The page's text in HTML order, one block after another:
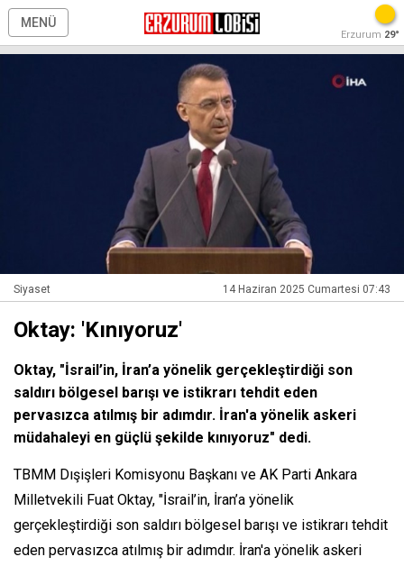
MENÜ
Erzurum 29°
Siyaset 14 Haziran 2025 Cumartesi 07:43
Oktay: 'Kınıyoruz'
Oktay, "İsrail’in, İran’a yönelik gerçekleştirdiği son
saldırı bölgesel barışı ve istikrarı tehdit eden
pervasızca atılmış bir adımdır. İran'a yönelik askeri
müdahaleyi en güçlü şekilde kınıyoruz" dedi.
TBMM Dışişleri Komisyonu Başkanı ve AK Parti Ankara
Milletvekili Fuat Oktay, "İsrail’in, İran’a yönelik
gerçekleştirdiği son saldırı bölgesel barışı ve istikrarı tehdit
eden pervasızca atılmış bir adımdır. İran'a yönelik askeri